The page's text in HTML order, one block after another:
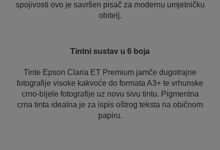
spojivosti ovo je savršen pisač za modernu umjetničku
obitelj.
Tintni sustav u 6 boja
Tinte Epson Claria ET Premium jamče dugotrajne
fotografije visoke kakvoće do formata A3+ te vrhunske
crno-bijele fotografije uz novu sivu tintu. Pigmentna
crna tinta idealna je za ispis oštrog teksta na običnom
papiru.